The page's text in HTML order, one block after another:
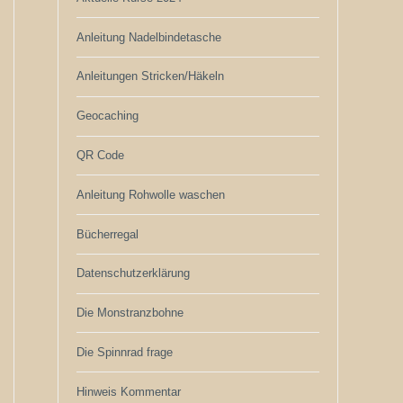
Anleitung Nadelbindetasche
Anleitungen Stricken/Häkeln
Geocaching
QR Code
Anleitung Rohwolle waschen
Bücherregal
Datenschutzerklärung
Die Monstranzbohne
Die Spinnrad frage
Hinweis Kommentar